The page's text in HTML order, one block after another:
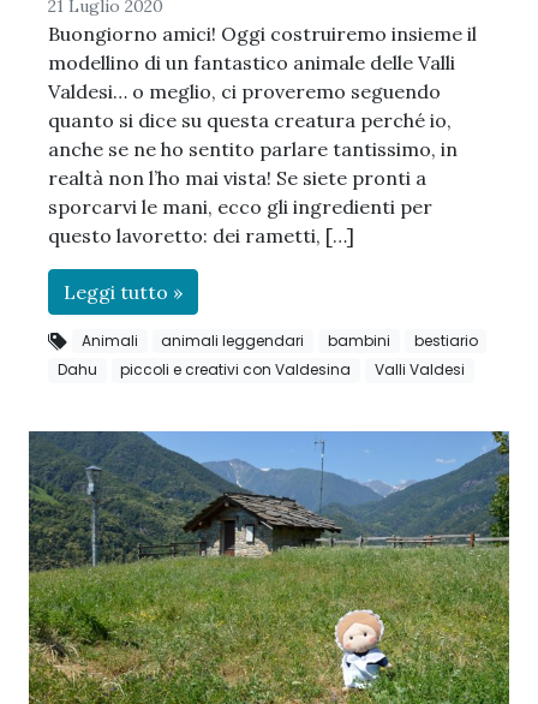
21 Luglio 2020
Buongiorno amici! Oggi costruiremo insieme il
modellino di un fantastico animale delle Valli
Valdesi… o meglio, ci proveremo seguendo
quanto si dice su questa creatura perché io,
anche se ne ho sentito parlare tantissimo, in
realtà non l’ho mai vista! Se siete pronti a
sporcarvi le mani, ecco gli ingredienti per
questo lavoretto: dei rametti, […]
Leggi tutto »
Animali animali leggendari bambini
bestiario
Dahu
piccoli e creativi con Valdesina Valli Valdesi